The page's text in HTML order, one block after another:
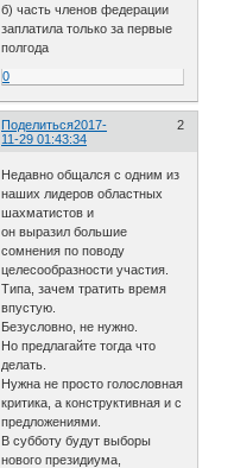
б) часть членов федерации
заплатила только за первые
полгода
0
Поделиться 2
2017-
11-29 01:43:34
Недавно общался с одним из
наших лидеров областных
шахматистов и
он выразил большие
сомнения по поводу
целесообразности участия.
Типа, зачем тратить время
впустую.
Безусловно, не нужно.
Но предлагайте тогда что
делать.
Нужна не просто голословная
критика, а конструктивная и с
предложениями.
В субботу будут выборы
нового президиума,